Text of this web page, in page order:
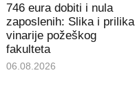
746 eura dobiti i nula
zaposlenih: Slika i prilika
vinarije požeškog
fakulteta
06.08.2026